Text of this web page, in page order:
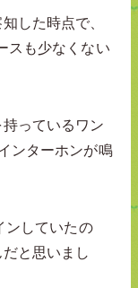
した時点で、
スも少なくない
っているワン
ンターホンが鳴
ンしていたの
と思いまし